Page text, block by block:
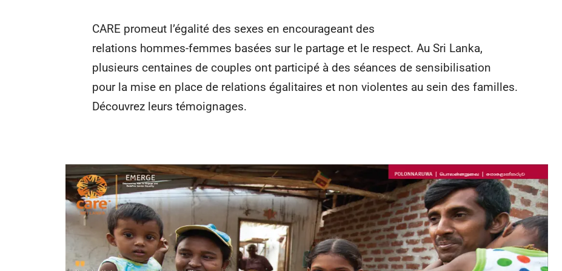
CARE promeut l’égalité des sexes en encourageant des
relations hommes-femmes basées sur le partage et le respect. Au Sri Lanka,
plusieurs centaines de couples ont participé à des séances de sensibilisation
pour la mise en place de relations égalitaires et non violentes au sein des familles.
Découvrez leurs témoignages.